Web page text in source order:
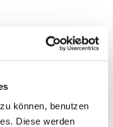
können, benutzen
Diese werden